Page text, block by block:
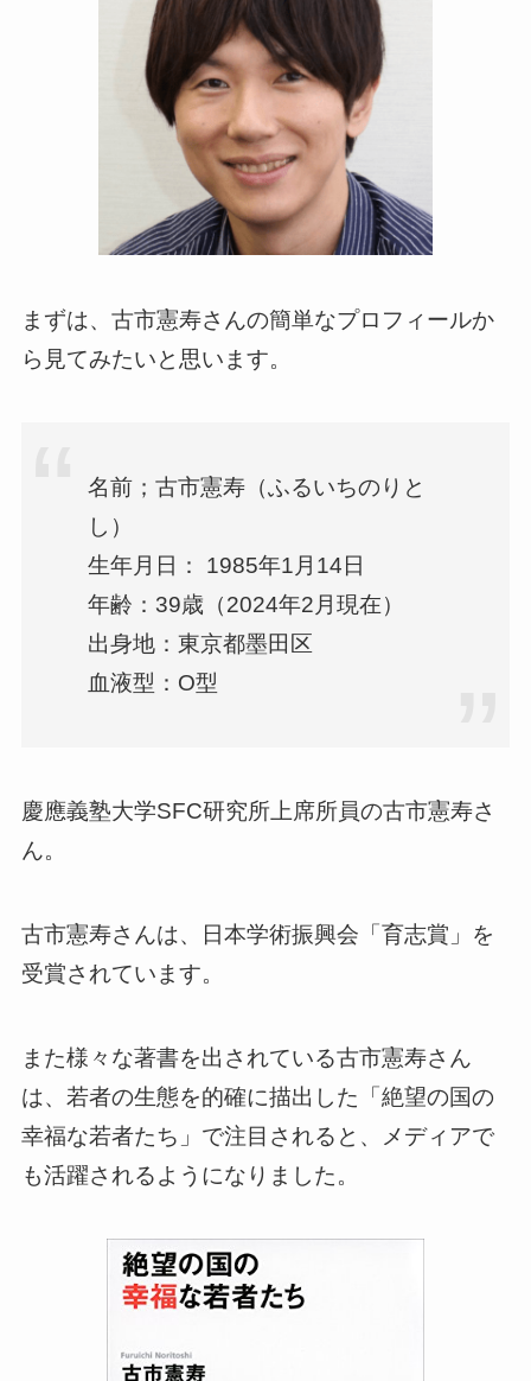
まずは、古市憲寿さんの簡単なプロフィールか
ら見てみたいと思います。
名前；古市憲寿（ふるいちのりと
し）
生年月日： 1985年1月14日
年齢：39歳（2024年2月現在）
出身地：東京都墨田区
血液型：O型
慶應義塾大学SFC研究所上席所員の古市憲寿さ
ん。
古市憲寿さんは、日本学術振興会「育志賞」を
受賞されています。
また様々な著書を出されている古市憲寿さん
は、若者の生態を的確に描出した「絶望の国の
幸福な若者たち」で注目されると、メディアで
も活躍されるようになりました。